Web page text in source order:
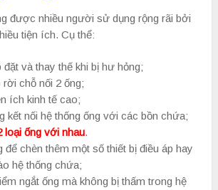
được nhiều người sử dụng rộng rãi bởi
tiện ích. Cụ thể:
đặt và thay thế khi bị hư hỏng;
rời chỗ nối 2 ống;
ích kinh tế cao;
kết nối hệ thống ống với các bồn chứa;
loại ống với nhau.
để chèn thêm một số thiết bị điều áp hay
hệ thống chứa;
ngắt ống mà không bị thấm trong hệ